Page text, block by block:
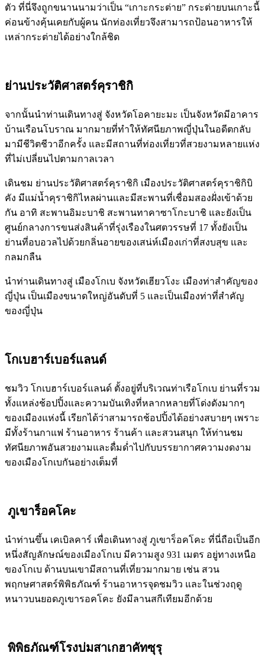
ตัว ที่นี่จึงถูกขนานนามว่าเป็น “เกาะกระต่าย” กระต่ายบนเกาะนี้
ค่อนข้างคุ้นเคยกับผู้คน นักท่องเที่ยวจึงสามารถป้อนอาหารให้
เหล่ากระต่ายได้อย่างใกล้ชิด
ย่านประวัติศาสตร์คุราชิกิ
จากนั้นนำท่านเดินทางสู่ จังหวัดโอคายะมะ เป็นจังหวัดมีอาคาร
บ้านเรือนโบราณ มากมายที่ทำให้ทัศนียภาพญี่ปุ่นในอดีตกลับ
มามีชีวิตชีวาอีกครั้ง และมีสถานที่ท่องเที่ยวที่สวยงามหลายแห่ง
ที่ไม่เปลี่ยนไปตามกาลเวลา
เดินชม ย่านประวัติศาสตร์คุราชิกิ เมืองประวัติศาสตร์คุราชิกิบิ
คัง มีแม่น้ำคุราชิกิไหลผ่านและมีสะพานที่เชื่อมสองฝั่งเข้าด้วย
กัน อาทิ สะพานอิมะบาชิ สะพานทาคาซาโกะบาชิ และยังเป็น
ศูนย์กลางการขนส่งสินค้าที่รุ่งเรืองในศตวรรษที่ 17 ทั้งยังเป็น
ย่านที่อบอวลไปด้วยกลิ่นอายของเสน่ห์เมืองเก่าที่สงบสุข และ
กลมกลืน
นำท่านเดินทางสู่ เมืองโกเบ จังหวัดเฮียวโงะ เมืองท่าสำคัญของ
ญี่ปุ่น เป็นเมืองขนาดใหญ่อันดับที่ 5 และเป็นเมืองท่าที่สำคัญ
ของญี่ปุ่น
โกเบฮาร์เบอร์แลนด์
ชมวิว โกเบฮาร์เบอร์แลนด์ ตั้งอยู่ที่บริเวณท่าเรือโกเบ ย่านที่รวม
ทั้งแหล่งช้อปปิ้งและความบันเทิงที่หลากหลายที่โด่งดังมากๆ
ของเมืองแห่งนี้ เรียกได้ว่าสามารถช้อปปิ้งได้อย่างสบายๆ เพราะ
มีทั้งร้านกาแฟ ร้านอาหาร ร้านค้า และสวนสนุก ให้ท่านชม
ทัศนียภาพอันสวยงามและดื่มด่ำไปกับบรรยากาศความงดงาม
ของเมืองโกเบกันอย่างเต็มที่
ภูเขาร็อคโคะ
นำท่านขึ้น เคเบิลคาร์ เพื่อเดินทางสู่ ภูเขาร็อคโคะ ที่นี่ถือเป็นอีก
หนึ่งสัญลักษณ์ของเมืองโกเบ มีความสูง 931 เมตร อยู่ทางเหนือ
ของโกเบ ด้านบนเขามีสถานที่เที่ยวมากมาย เช่น สวน
พฤกษศาสตร์พิพิธภัณฑ์ ร้านอาหารจุดชมวิว และในช่วงฤดู
หนาวบนยอดภูเขารอคโคะ ยังมีลานสกีเทียมอีกด้วย
พิพิธภัณฑ์โรงบ่มสาเกฮาคัทซุรุ